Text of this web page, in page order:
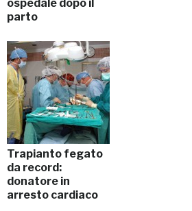
ospedale dopo il
parto
Trapianto fegato
da record:
donatore in
arresto cardiaco